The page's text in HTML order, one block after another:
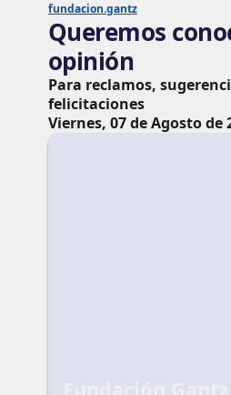
fundacion.gantz
Queremos
opinión
Para reclamos,
felicitaciones
Viernes, 07 de Agosto de